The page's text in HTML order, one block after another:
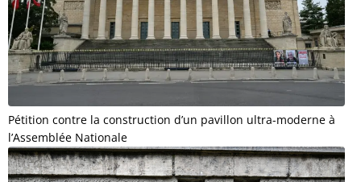
Pétition contre la construction d’un pavillon ultra-moderne à
l’Assemblée Nationale